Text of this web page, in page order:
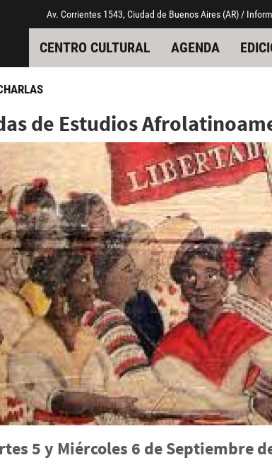
Av. Corrientes 1543, Ciudad de Buenos Aires (AR) /
CENTRO CULTURAL AGENDA
de Estudios
5 y Miércoles 6 de Septiembre